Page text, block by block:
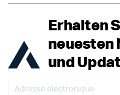
Erhalten
neuesten
und